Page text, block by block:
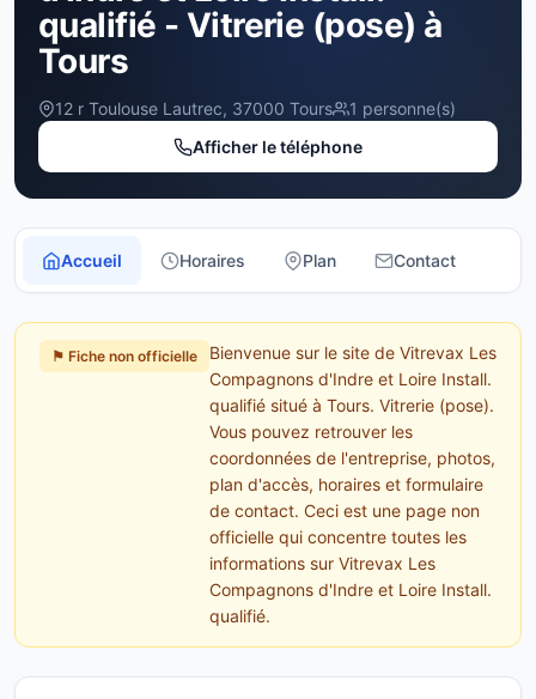
qualifié - Vitrerie (pose) à
Tours
12 r Toulouse Lautrec, 37000 Tours
1 personne(s)
Afficher le téléphone
Accueil Horaires Plan Contact
⚑ Fiche non officielle
Bienvenue sur le site de Vitrevax Les
Compagnons d'Indre et Loire Install.
qualifié situé à Tours. Vitrerie (pose).
Vous pouvez retrouver les
coordonnées de l'entreprise, photos,
plan d'accès, horaires et formulaire
de contact. Ceci est une page non
officielle qui concentre toutes les
informations sur Vitrevax Les
Compagnons d'Indre et Loire Install.
qualifié.